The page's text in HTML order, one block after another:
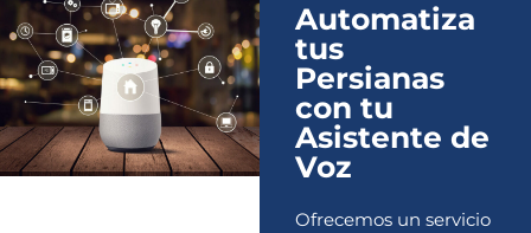
Automatiza
tus
Persianas
con tu
Asistente de
Voz
Ofrecemos un servicio